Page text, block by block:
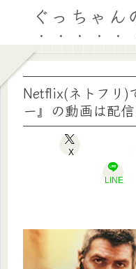
ぐっちゃん
Netflix(ネトフリ)
ー』の動画は配
X
LINE